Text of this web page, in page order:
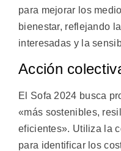
para mejorar los
bienestar, reflejando
interesadas y la
Acción
El Sofa 2024 busca
«más sostenibles,
eficientes». Utiliza la
para identificar los